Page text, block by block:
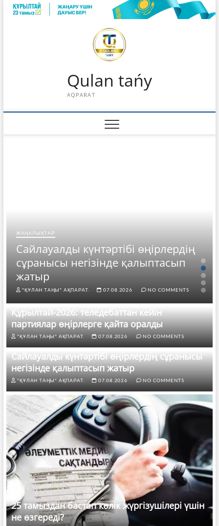
Skip
Qulan tańy
AQPARAT
ЖАҢАЛЫҚТАР
Сайлауалды күнтәртібі өңірлердің
сұранысы негізінде қалыптасып
жатыр
"ҚҰЛАН ТАҢЫ" АҚПАРАТ. 07.08.2026 NO COMMENTS
Құрылтай-2026: теледебаттан кейін
партиялар өңірлерге қайта оралды
"ҚҰЛАН ТАҢЫ" АҚПАРАТ. 07.08.2026 NO COMMENTS
Сайлауалды күнтәртібі өңірлердің сұранысы
негізінде қалыптасып жатыр
"ҚҰЛАН ТАҢЫ" АҚПАРАТ. 07.08.2026 NO COMMENTS
25 тамыздан бастап көлік жүргізушілері үшін
не өзгереді?